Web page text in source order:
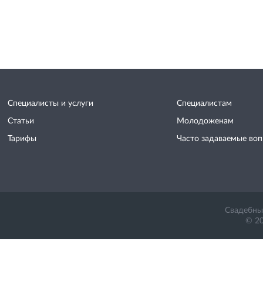
Специалисты и услуги
Статьи
Тарифы
Специалистам
Молодоженам
Часто задаваемые
©